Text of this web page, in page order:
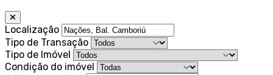
Localização
Tipo de Transação
Tipo de Imóvel
Condição do imóvel